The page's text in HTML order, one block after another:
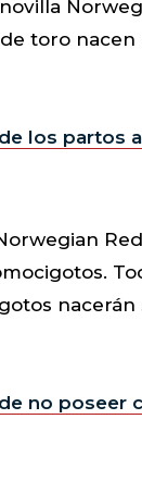
toro nacen
los partos
nacerán
no poseer